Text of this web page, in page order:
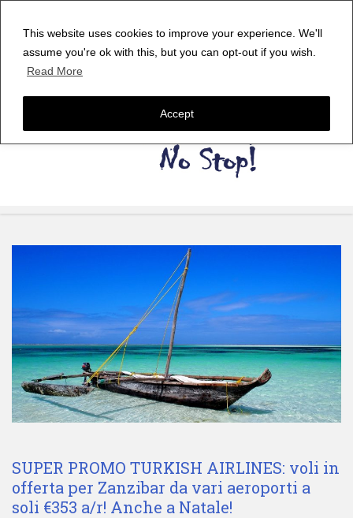
This website uses cookies to improve your experience. We'll
assume you're ok with this, but you can opt-out if you wish.
Read More
Accept
SUPER PROMO TURKISH AIRLINES: voli in
offerta per Zanzibar da vari aeroporti a
soli €353 a/r! Anche a Natale!